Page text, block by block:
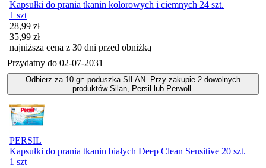
Kapsułki do prania tkanin kolorowych i ciemnych 24 szt.
1 szt
Cena promocyjna
28,99 zł
35,99 zł
najniższa cena z 30 dni przed obniżką
Przydatny do 02-07-2031
Odbierz za 10 gr: poduszka SILAN. Przy zakupie 2 dowolnych
produktów Silan, Persil lub Perwoll.
PERSIL
Kapsułki do prania tkanin białych Deep Clean Sensitive 20 szt.
1 szt